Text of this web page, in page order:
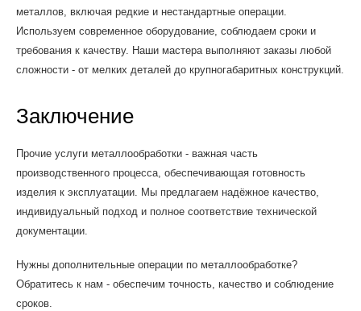
металлов, включая редкие и нестандартные операции.
Используем современное оборудование, соблюдаем сроки и
требования к качеству. Наши мастера выполняют заказы любой
сложности - от мелких деталей до крупногабаритных конструкций.
Заключение
Прочие услуги металлообработки - важная часть
производственного процесса, обеспечивающая готовность
изделия к эксплуатации. Мы предлагаем надёжное качество,
индивидуальный подход и полное соответствие технической
документации.
Нужны дополнительные операции по металлообработке?
Обратитесь к нам - обеспечим точность, качество и соблюдение
сроков.